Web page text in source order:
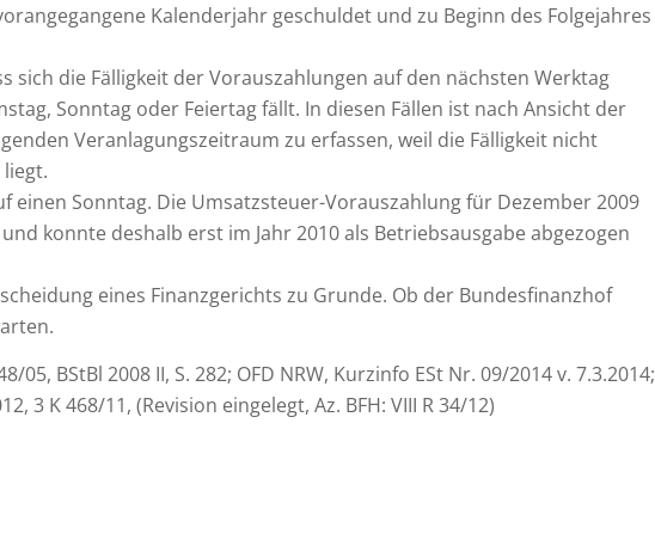
Kalenderjahr geschuldet und zu Beginn des Folgejahres
sich die Fälligkeit der Vorauszahlungen auf den nächsten Werktag
Sonntag oder Feiertag fällt. In diesen Fällen ist nach Ansicht der
Veranlagungszeitraum zu erfassen, weil die Fälligkeit nicht
einen Sonntag. Die Umsatzsteuer-Vorauszahlung für Dezember 2009
konnte deshalb erst im Jahr 2010 als Betriebsausgabe abgezogen
eines Finanzgerichts zu Grunde. Ob der Bundesfinanzhof
05, BStBl 2008 II, S. 282; OFD NRW, Kurzinfo ESt Nr. 09/2014 v. 7.3.2014;
3 K 468/11, (Revision eingelegt, Az. BFH: VIII R 34/12)